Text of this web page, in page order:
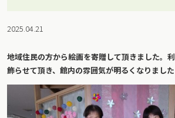
2025.04.21
地域住民の方から絵画を寄贈して頂きました。
飾らせて頂き、館内の雰囲気が明るくなりました